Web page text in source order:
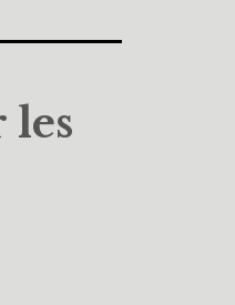
les